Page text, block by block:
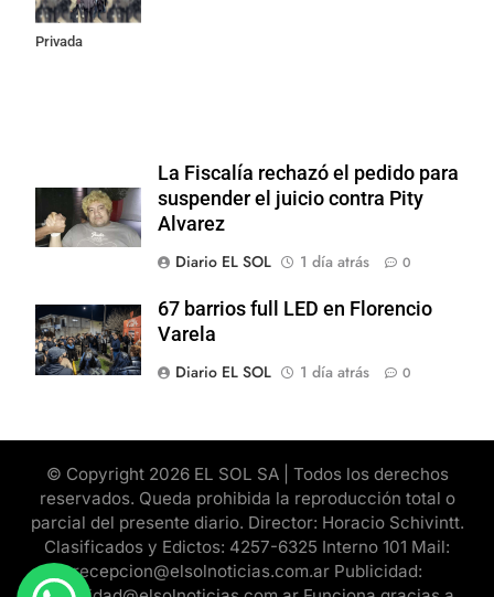
Propiedad
Privada
La Fiscalía rechazó el pedido para
suspender el juicio contra Pity
Alvarez
Diario EL SOL
1 día atrás 0
67 barrios full LED en Florencio
Varela
Diario EL SOL
1 día atrás 0
© Copyright 2026 EL SOL SA | Todos los derechos
reservados. Queda prohibida la reproducción total o
parcial del presente diario. Director: Horacio Schivintt.
Clasificados y Edictos: 4257-6325 Interno 101 Mail:
recepcion@elsolnoticias.com.ar Publicidad: